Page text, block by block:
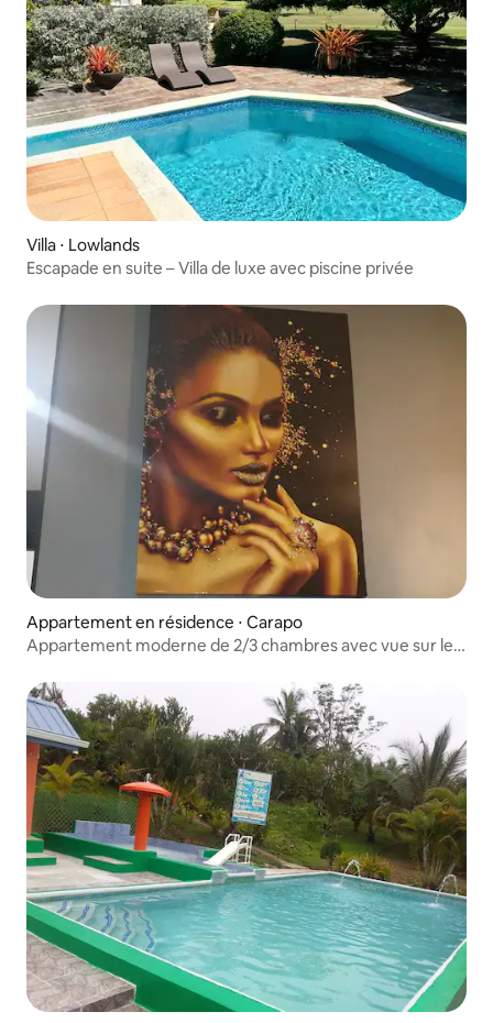
Villa ⋅ Lowlands
Escapade en suite – Villa de luxe avec piscine privée
Appartement en résidence ⋅ Carapo
Appartement moderne de 2/3 chambres avec vue sur le